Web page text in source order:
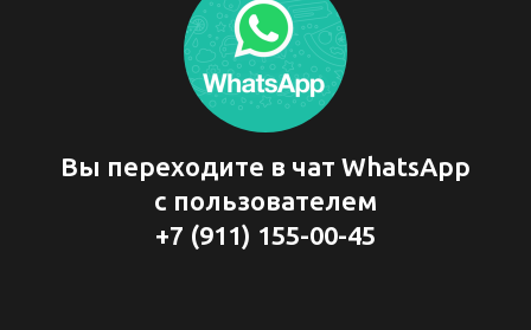
Вы переходите в чат WhatsApp
с пользователем
+7 (911) 155-00-45